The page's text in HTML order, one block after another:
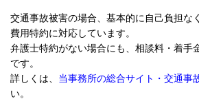
交通事故被害の場合、基本的に自己負担な
費用特約に対応しています。
弁護士特約がない場合にも、相談料・着手
です。
詳しくは、 当事務所の総合サイト・交通事
い。